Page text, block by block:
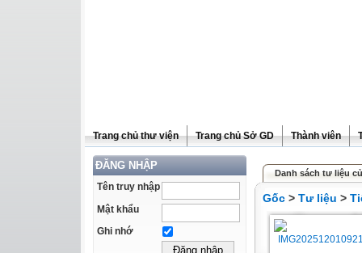
Trang chủ thư viện Trang chủ Sở GD Thành viên
ĐĂNG NHẬP
Tên truy nhập
Mật khẩu
Ghi nhớ
Danh sách tư liệu
Gốc > Tư liệu >